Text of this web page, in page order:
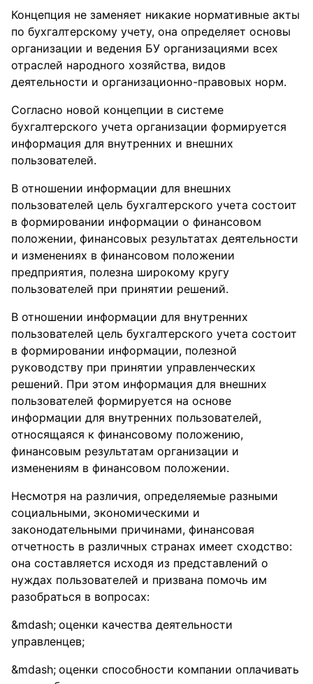
Концепция не заменяет никакие нормативные акты
по бухгалтерскому учету, она определяет основы
организации и ведения БУ организациями всех
отраслей народного хозяйства, видов
деятельности и организационно-правовых норм.
Согласно новой концепции в системе
бухгалтерского учета организации формируется
информация для внутренних и внешних
пользователей.
В отношении информации для внешних
пользователей цель бухгалтерского учета состоит
в формировании информации о финансовом
положении, финансовых результатах деятельности
и изменениях в финансовом положении
предприятия, полезна широкому кругу
пользователей при принятии решений.
В отношении информации для внутренних
пользователей цель бухгалтерского учета состоит
в формировании информации, полезной
руководству при принятии управленческих
решений. При этом информация для внешних
пользователей формируется на основе
информации для внутренних пользователей,
относящаяся к финансовому положению,
финансовым результатам организации и
изменениям в финансовом положении.
Несмотря на различия, определяемые разными
социальными, экономическими и
законодательными причинами, финансовая
отчетность в различных странах имеет сходство:
она составляется исходя из представлений о
нуждах пользователей и призвана помочь им
разобраться в вопросах:
оценки качества деятельности
управленцев;
оценки способности компании оплачивать